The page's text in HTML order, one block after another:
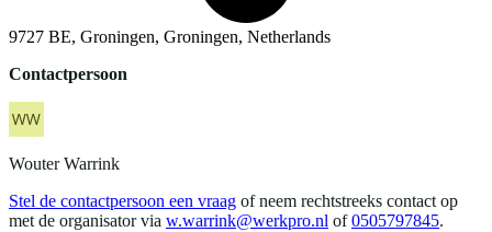
9727 BE, Groningen, Groningen, Netherlands
Contactpersoon
Wouter Warrink
Stel de contactpersoon een vraag of neem rechtstreeks contact op
met de organisator via w.warrink@werkpro.nl of 0505797845.